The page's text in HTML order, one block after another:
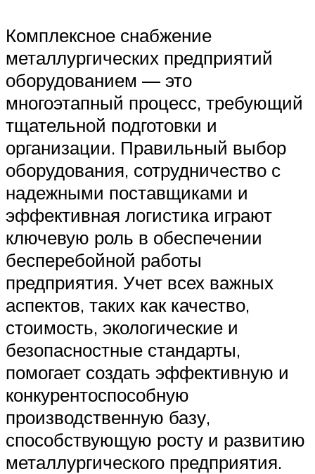
Комплексное снабжение
металлургических предприятий
оборудованием — это
многоэтапный процесс, требующий
тщательной подготовки и
организации. Правильный выбор
оборудования, сотрудничество с
надежными поставщиками и
эффективная логистика играют
ключевую роль в обеспечении
бесперебойной работы
предприятия. Учет всех важных
аспектов, таких как качество,
стоимость, экологические и
безопасностные стандарты,
помогает создать эффективную и
конкурентоспособную
производственную базу,
способствующую росту и развитию
металлургического предприятия.